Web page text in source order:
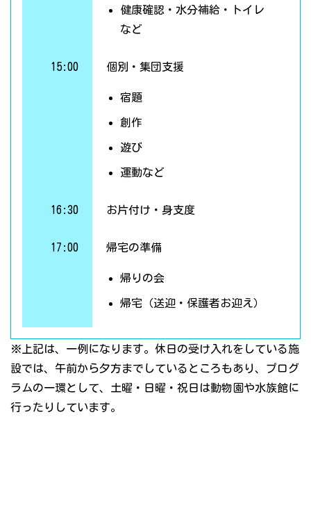
健康確認・水分補給・トイレ
など
15:00 個別・集団支援
宿題
創作
遊び
運動など
16:30 お片付け・身支度
17:00 帰宅の準備
帰りの会
帰宅（送迎・保護者お迎え）
※上記は、一例になります。休日の受け入れをしている施
設では、午前から夕方までしているところもあり、プログ
ラムの一環として、土曜・日曜・祝日は動物園や水族館に
行ったりしています。